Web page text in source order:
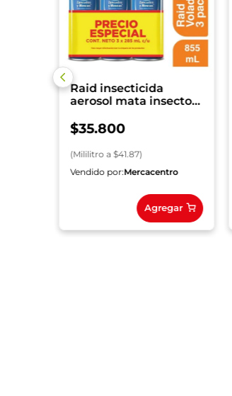
Raid insecticida
aerosol mata insectos
ml
$35.800
(Mililitro a $41.87)
Vendido por:Mercacentro
Agregar